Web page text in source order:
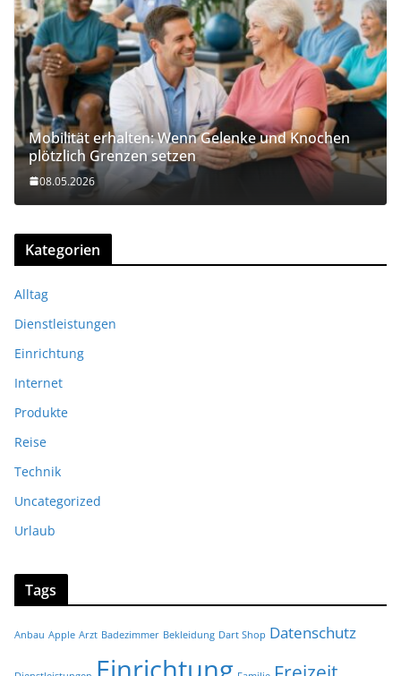
Mobilität erhalten: Wenn Gelenke und Knochen
plötzlich Grenzen setzen
08.05.2026
Kategorien
Alltag
Dienstleistungen
Einrichtung
Internet
Produkte
Reise
Technik
Uncategorized
Urlaub
Tags
Anbau Apple Arzt Badezimmer Bekleidung Dart Shop Datenschutz